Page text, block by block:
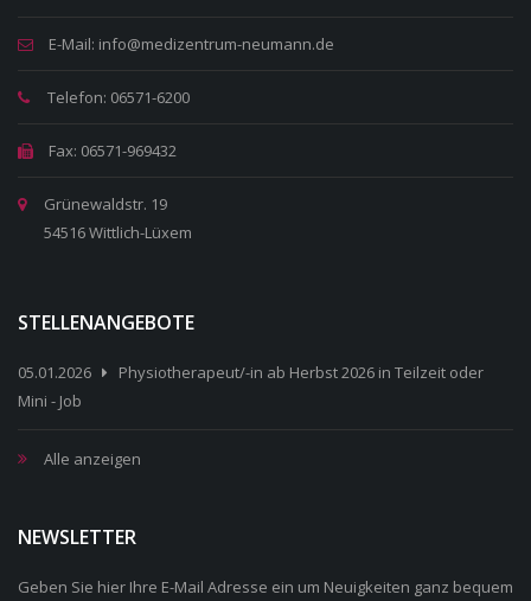
E-Mail: info@medizentrum-neumann.de
Telefon: 06571-6200
Fax: 06571-969432
Grünewaldstr. 19
54516 Wittlich-Lüxem
STELLENANGEBOTE
05.01.2026
Physiotherapeut/-in ab Herbst 2026 in Teilzeit oder
Mini - Job
Alle anzeigen
NEWSLETTER
Geben Sie hier Ihre E-Mail Adresse ein um Neuigkeiten ganz bequem